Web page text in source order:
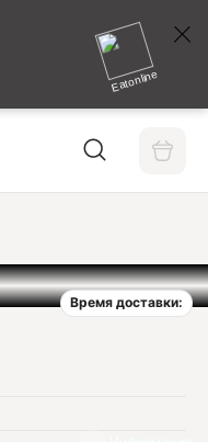
Eatonline
Время доставки: